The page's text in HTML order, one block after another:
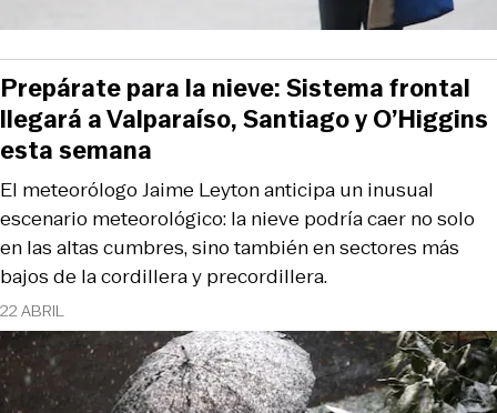
22 ABRIL
El meteorólogo Jaime Leyton anticipa un inusual
escenario meteorológico: la nieve podría caer no solo
en las altas cumbres, sino también en sectores más
bajos de la cordillera y precordillera.
Prepárate para la nieve: Sistema frontal
llegará a Valparaíso, Santiago y O’Higgins
esta semana